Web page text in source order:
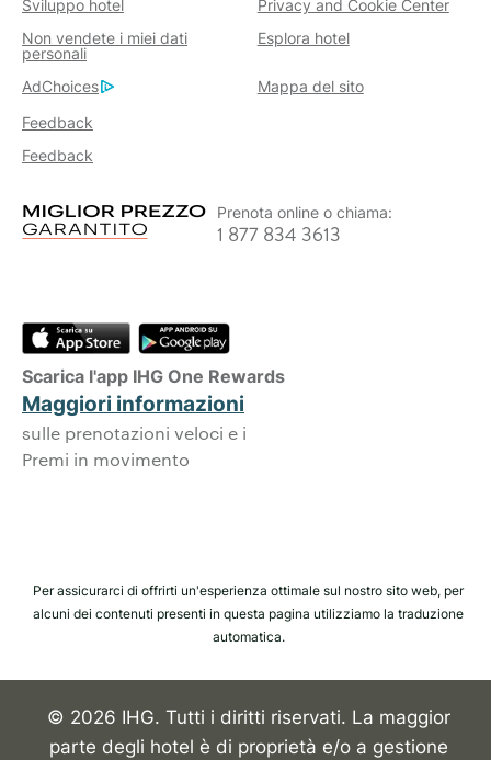
Sviluppo hotel
Privacy and Cookie Center
Non vendete i miei dati
personali
Esplora hotel
AdChoices
Mappa del sito
Feedback
Feedback
Prenota online o chiama:
1 877 834 3613
Scarica l'app IHG One Rewards
Maggiori informazioni
sulle prenotazioni veloci e i
Premi in movimento
Per assicurarci di offrirti un'esperienza ottimale sul nostro sito web, per
alcuni dei contenuti presenti in questa pagina utilizziamo la traduzione
automatica.
© 2026 IHG. Tutti i diritti riservati. La maggior
parte degli hotel è di proprietà e/o a gestione